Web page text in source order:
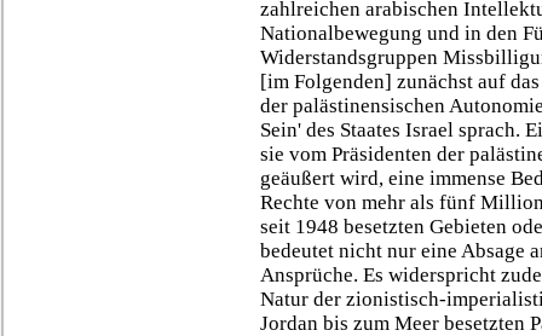
zahlreichen arabischen
Nationalbewegung und in den
Widerstandsgruppen
[im Folgenden] zunächst auf
der palästinensischen
Sein' des Staates Israel sprach.
sie vom Präsidenten der
geäußert wird, eine immense
Rechte von mehr als fünf
seit 1948 besetzten Gebieten
bedeutet nicht nur eine Absage
Ansprüche. Es widerspricht
Natur der zionistisch-
Jordan bis zum Meer besetzten